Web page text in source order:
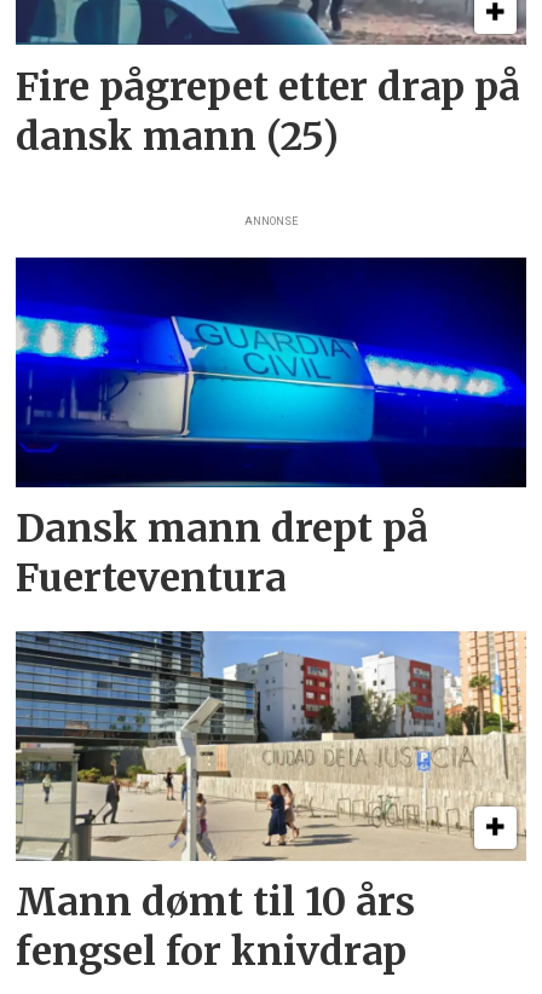
Fire pågrepet etter drap på
dansk mann (25)
ANNONSE
Dansk mann drept på
Fuerteventura
Mann dømt til 10 års
fengsel for knivdrap